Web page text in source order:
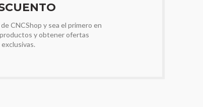
CNCShop y sea el primero en
y obtener ofertas
exclusivas.